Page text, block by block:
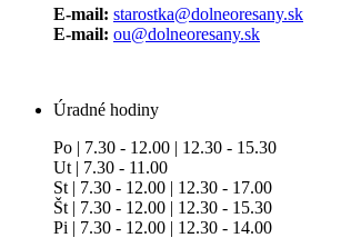
E-mail: starostka@dolneoresany.sk
E-mail: ou@dolneoresany.sk
Úradné hodiny
Po | 7.30 - 12.00 | 12.30 - 15.30
Ut | 7.30 - 11.00
St | 7.30 - 12.00 | 12.30 - 17.00
Št | 7.30 - 12.00 | 12.30 - 15.30
Pi | 7.30 - 12.00 | 12.30 - 14.00